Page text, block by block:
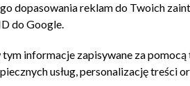
dopasowania reklam do Twoich
do Google.
tym informacje zapisywane za
usług, personalizację treści